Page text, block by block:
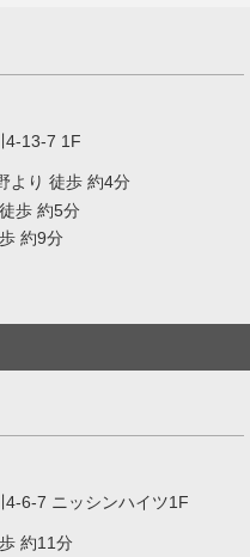
4-13-7 1F
より 徒歩 約4分
歩 約5分
約9分
4-6-7 ニッシンハイツ1F
約11分